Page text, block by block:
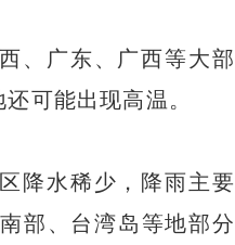
、广东、广西等大部
可能出现高温。
降水稀少，降雨主要
部、台湾岛等地部分